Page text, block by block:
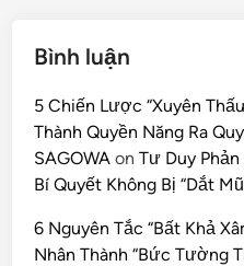
Bình luận
5 Chiến Lược “Xuyên
Thành Quyền Năng Ra
SAGOWA onTư Duy
Bí Quyết Không Bị “Dắt
6 Nguyên Tắc “Bất Khả
Nhân Thành “Bức Tường